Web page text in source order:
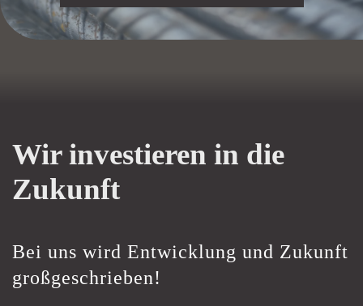
Wir investieren in die
Zukunft
Bei uns wird Entwicklung und Zukunft
großgeschrieben!